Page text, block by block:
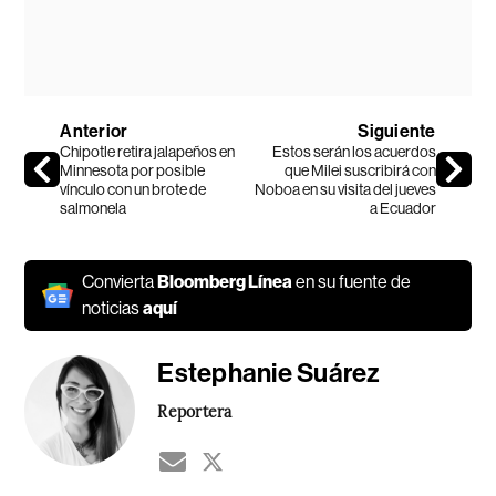
Anterior
Chipotle retira jalapeños en
Minnesota por posible
vínculo con un brote de
salmonela
Siguiente
Estos serán los acuerdos
que Milei suscribirá con
Noboa en su visita del jueves
a Ecuador
ConviertaBloomberg Líneaen su fuente de
noticiasaquí
Estephanie Suárez
Reportera